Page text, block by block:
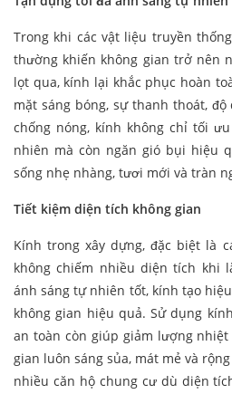
Trong khi các vật liệu truyền
thường khiến không gian trở nên
lọt qua, kính lại khắc phục hoàn
mặt sáng bóng, sự thanh thoát,
chống nóng, kính không chỉ tối
nhiên mà còn ngăn gió bụi hiệu
sống nhẹ nhàng, tươi mới và tràn
Tiết kiệm diện tích không gian
Kính trong xây dựng, đặc biệt là
không chiếm nhiều diện tích khi
ánh sáng tự nhiên tốt, kính tạo
không gian hiệu quả. Sử dụng
an toàn còn giúp giảm lượng
gian luôn sáng sủa, mát mẻ và
nhiều căn hộ chung cư dù diện